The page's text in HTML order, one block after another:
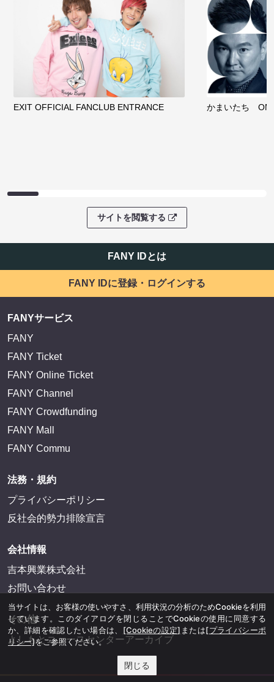
EXIT OFFICIAL FANCLUB ENTRANCE かまいたち
サイトを閲覧する
FANY IDとは
FANY IDに登録・ログインする
FANYサービス
FANY
FANY Ticket
FANY Online Ticket
FANY Channel
FANY Crowdfunding
FANY Mall
FANY Commu
法務・規約
プライバシーポリシー
反社会的勢力排除宣言
会社情報
吉本興業株式会社
お問い合わせ
その他
よしもとニュースセンターアーカイブ
当サイトは、お客様の使いやすさ、利用状況の分析のためCookieを利用
しています。このダイアログを閉じることでCookieの使用に同意する
か、詳細を確認したい場合は、 [Cookieの設定] または[プライバシーポ
リシー]をご参照ください。
閉じる